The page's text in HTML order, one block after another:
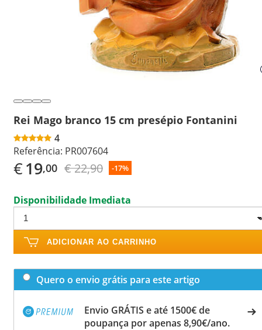
Rei Mago branco 15 cm presépio Fontanini
4
Referência: PR007604
€19,00 € 22,90 -17%
Disponibilidade Imediata
ADICIONAR AO CARRINHO
Quero o envio grátis para este artigo
Envio GRÁTIS e até 1500€ de
poupança por apenas 8,90€/ano.